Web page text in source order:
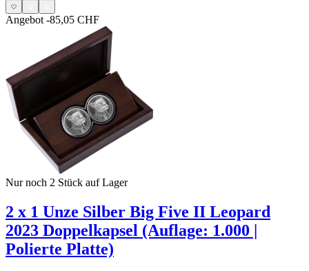
Angebot -85,05 CHF
Nur noch 2 Stück auf Lager
2 x 1 Unze Silber Big Five II Leopard
2023 Doppelkapsel (Auflage: 1.000 |
Polierte Platte)